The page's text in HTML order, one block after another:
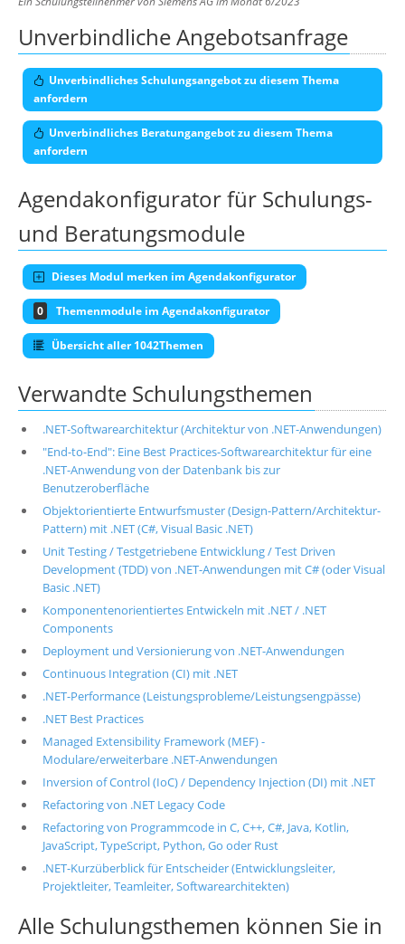
Unverbindliche Angebotsanfrage
Unverbindliches Schulungsangebot zu diesem Thema
anfordern
Unverbindliches Beratungangebot zu diesem Thema
anfordern
Agendakonfigurator für Schulungs-
und Beratungsmodule
Dieses Modul merken im Agendakonfigurator
0 Themenmodule im Agendakonfigurator
Übersicht aller 1042Themen
Verwandte Schulungsthemen
.NET-Softwarearchitektur (Architektur von .NET-Anwendungen)
"End-to-End": Eine Best Practices-Softwarearchitektur für eine
.NET-Anwendung von der Datenbank bis zur
Benutzeroberfläche
Objektorientierte Entwurfsmuster (Design-Pattern/Architektur-
Pattern) mit .NET (C#, Visual Basic .NET)
Unit Testing / Testgetriebene Entwicklung / Test Driven
Development (TDD) von .NET-Anwendungen mit C# (oder Visual
Basic .NET)
Komponentenorientiertes Entwickeln mit .NET / .NET
Components
Deployment und Versionierung von .NET-Anwendungen
Continuous Integration (CI) mit .NET
.NET-Performance (Leistungsprobleme/Leistungsengpässe)
.NET Best Practices
Managed Extensibility Framework (MEF) -
Modulare/erweiterbare .NET-Anwendungen
Inversion of Control (IoC) / Dependency Injection (DI) mit .NET
Refactoring von .NET Legacy Code
Refactoring von Programmcode in C, C++, C#, Java, Kotlin,
JavaScript, TypeScript, Python, Go oder Rust
.NET-Kurzüberblick für Entscheider (Entwicklungsleiter,
Projektleiter, Teamleiter, Softwarearchitekten)
Alle Schulungsthemen können Sie in